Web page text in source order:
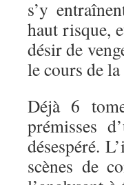
s’y
haut risque,
désir de
le cours de
Déjà 6
prémisses
désespéré.
scènes de